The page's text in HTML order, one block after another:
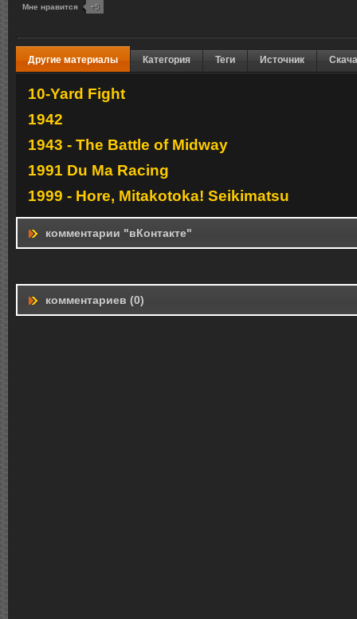
Мне нравится +5
Другие материалы Категория Теги Источник
10-Yard Fight
1942
1943 - The Battle of Midway
1991 Du Ma Racing
1999 - Hore, Mitakotoka! Seikimatsu
комментарии "вКонтакте"
комментариев (0)